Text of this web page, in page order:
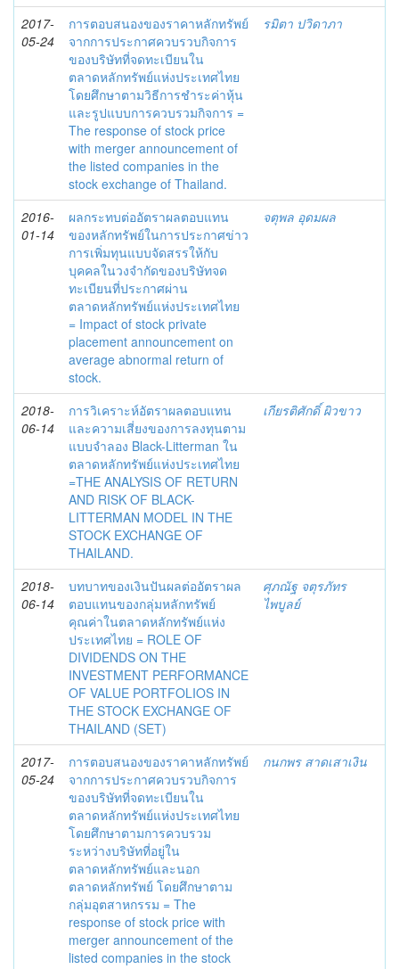
2017-
05-24
การตอบสนองของราคาหลักทรัพย์
จากการประกาศควบรวบกิจการ
ของบริษัทที่จดทะเบียนใน
ตลาดหลักทรัพย์แห่งประเทศไทย
โดยศึกษาตามวิธีการชำระค่าหุ้น
และรูปแบบการควบรวมกิจการ =
The response of stock price
with merger announcement of
the listed companies in the
stock exchange of Thailand.
รมิตา ปวิดาภา
2016-
01-14
ผลกระทบต่ออัตราผลตอบแทน
ของหลักทรัพย์ในการประกาศข่าว
การเพิ่มทุนแบบจัดสรรให้กับ
บุคคลในวงจำกัดของบริษัทจด
ทะเบียนที่ประกาศผ่าน
ตลาดหลักทรัพย์แห่งประเทศไทย
= Impact of stock private
placement announcement on
average abnormal return of
stock.
จตุพล อุดมผล
2018-
06-14
การวิเคราะห์อัตราผลตอบแทน
และความเสี่ยงของการลงทุนตาม
แบบจำลอง Black-Litterman ใน
ตลาดหลักทรัพย์แห่งประเทศไทย
=THE ANALYSIS OF RETURN
AND RISK OF BLACK-
LITTERMAN MODEL IN THE
STOCK EXCHANGE OF
THAILAND.
เกียรติศักดิ์ ผิวขาว
2018-
06-14
บทบาทของเงินปันผลต่ออัตราผล
ตอบแทนของกลุ่มหลักทรัพย์
คุณค่าในตลาดหลักทรัพย์แห่ง
ประเทศไทย = ROLE OF
DIVIDENDS ON THE
INVESTMENT PERFORMANCE
OF VALUE PORTFOLIOS IN
THE STOCK EXCHANGE OF
THAILAND (SET)
ศุภณัฐ จตุรภัทร
ไพบูลย์
2017-
05-24
การตอบสนองของราคาหลักทรัพย์
จากการประกาศควบรวบกิจการ
ของบริษัทที่จดทะเบียนใน
ตลาดหลักทรัพย์แห่งประเทศไทย
โดยศึกษาตามการควบรวม
ระหว่างบริษัทที่อยู่ใน
ตลาดหลักทรัพย์และนอก
ตลาดหลักทรัพย์ โดยศึกษาตาม
กลุ่มอุตสาหกรรม = The
response of stock price with
merger announcement of the
listed companies in the stock
กนกพร สาดเสาเงิน